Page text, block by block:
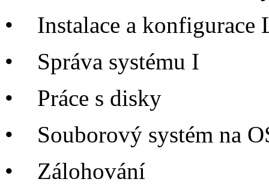
•
Instalace a konfigurace
•
Správa systému I
•
Práce s disky
•
Souborový systém na
•
Zálohování